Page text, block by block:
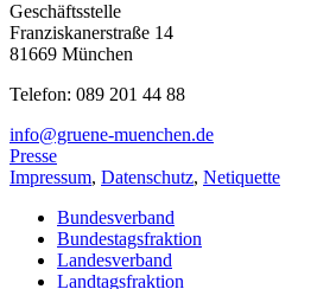
Geschäftsstelle
Franziskanerstraße 14
81669 München
Telefon: 089 201 44 88
info@gruene-muenchen.de
Presse
Impressum, Datenschutz, Netiquette
Bundesverband
Bundestagsfraktion
Landesverband
Landtagsfraktion